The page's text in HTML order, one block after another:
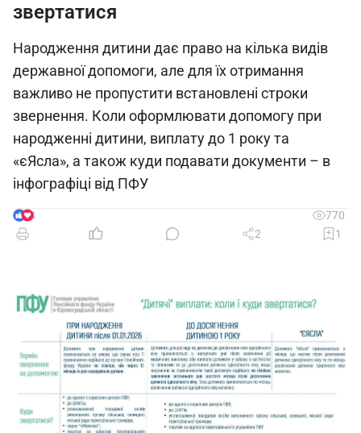
звертатися
Народження дитини дає право на кілька видів
державної допомоги, але для їх отримання
важливо не пропустити встановлені строки
звернення. Коли оформлювати допомогу при
народженні дитини, виплату до 1 року та
«єЯсла», а також куди подавати документи – в
інфографіці від ПФУ
3
770
2
1